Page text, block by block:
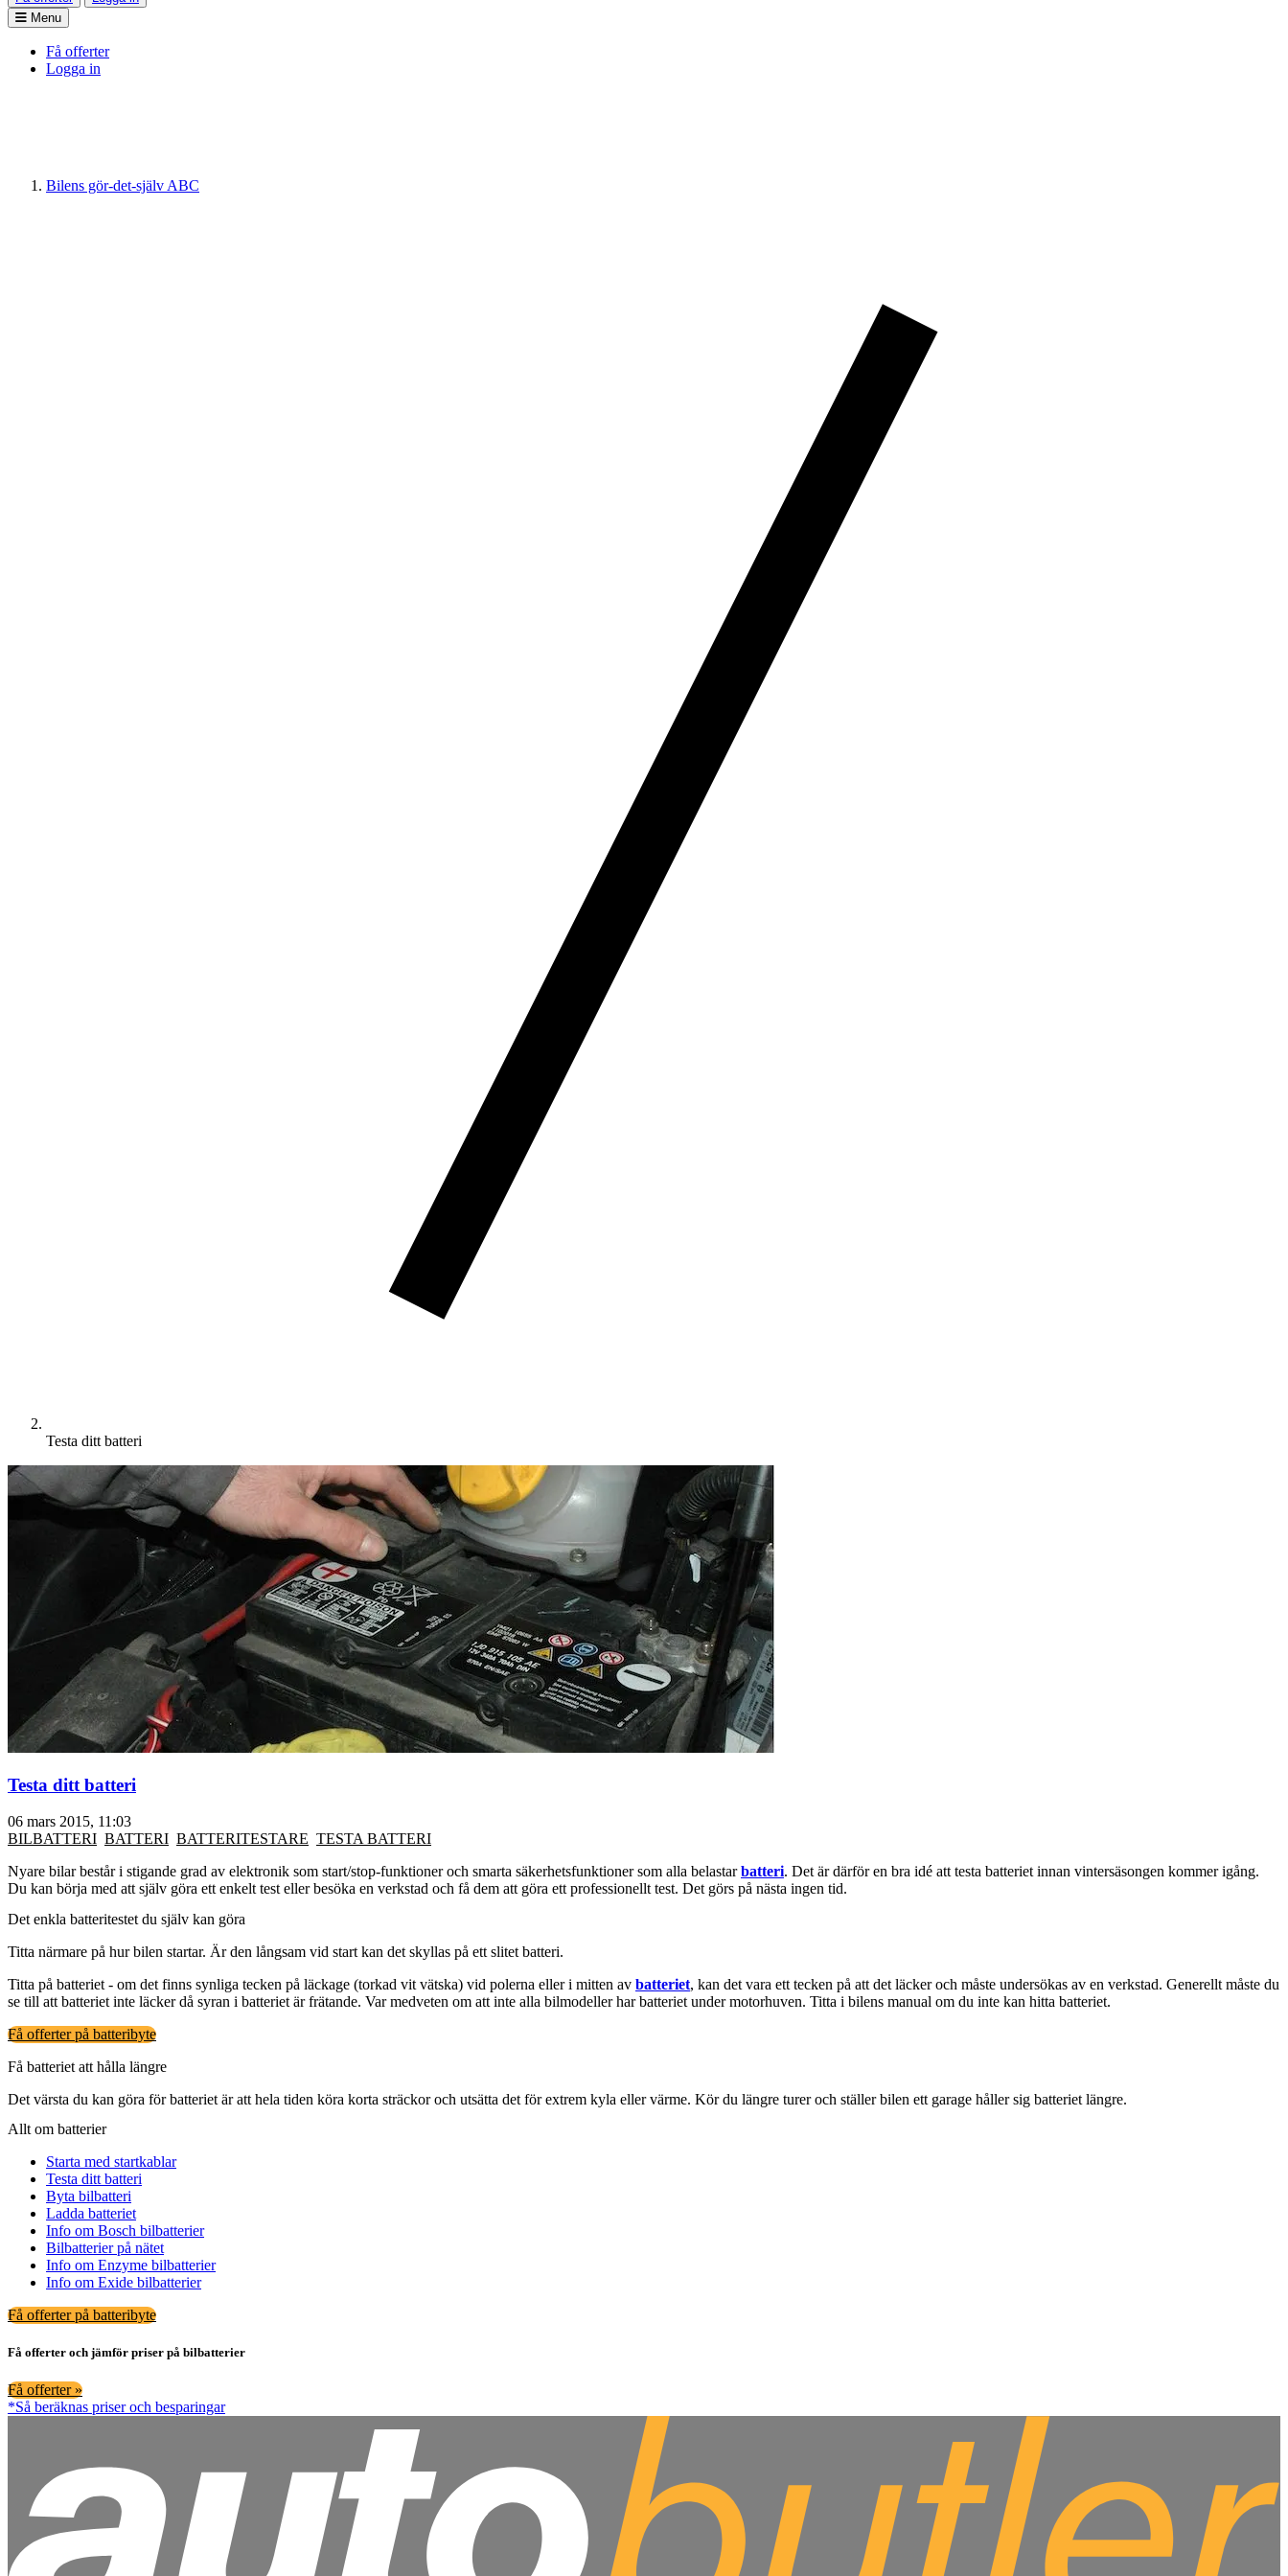
Menu
Få offerter
Logga in
Bilens gör-det-själv ABC
Testa ditt batteri
Testa ditt batteri
06 mars 2015, 11:03
BILBATTERI BATTERI BATTERITESTARE TESTA BATTERI
Nyare bilar består i stigande grad av elektronik som start/stop-funktioner och smarta säkerhetsfunktioner som alla belastarbatteri. Det är därför en bra idé att testa batteriet innan vintersäsongen kommer igång.
Du kan börja med att själv göra ett enkelt test eller besöka en verkstad och få dem att göra ett professionellt test. Det görs på nästa ingen tid.
Det enkla batteritestet du själv kan göra
Titta närmare på hur bilen startar. Är den långsam vid start kan det skyllas på ett slitet batteri.
Titta på batteriet - om det finns synliga tecken på läckage (torkad vit vätska) vid polerna eller i mitten av batteriet, kan det vara ett tecken på att det läcker och måste undersökas av en verkstad. Generellt måste du
se till att batteriet inte läcker då syran i batteriet är frätande. Var medveten om att inte alla bilmodeller har batteriet under motorhuven. Titta i bilens manual om du inte kan hitta batteriet.
Få offerter på batteribyte
Få batteriet att hålla längre
Det värsta du kan göra för batteriet är att hela tiden köra korta sträckor och utsätta det för extrem kyla eller värme. Kör du längre turer och ställer bilen ett garage håller sig batteriet längre.
Allt om batterier
Starta med startkablar
Testa ditt batteri
Byta bilbatteri
Ladda batteriet
Info om Bosch bilbatterier
Bilbatterier på nätet
Info om Enzyme bilbatterier
Info om Exide bilbatterier
Få offerter på batteribyte
Få offerter och jämför priser på bilbatterier
Få offerter »
*Så beräknas priser och besparingar